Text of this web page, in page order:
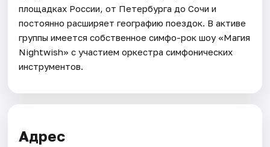
площадках России, от Петербурга до Сочи и
постоянно расширяет географию поездок. В активе
группы имеется собственное симфо-рок шоу «Магия
Nightwish» с участием оркестра симфонических
инструментов.
Адрес